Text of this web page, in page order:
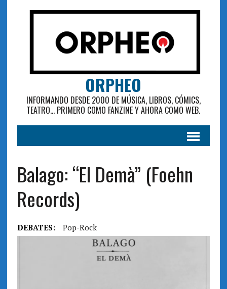
ORPHEO
INFORMANDO DESDE 2000 DE MÚSICA, LIBROS, CÓMICS,
TEATRO... PRIMERO COMO FANZINE Y AHORA COMO WEB.
Balago: “El Demà” (Foehn
Records)
DEBATES: Pop-Rock